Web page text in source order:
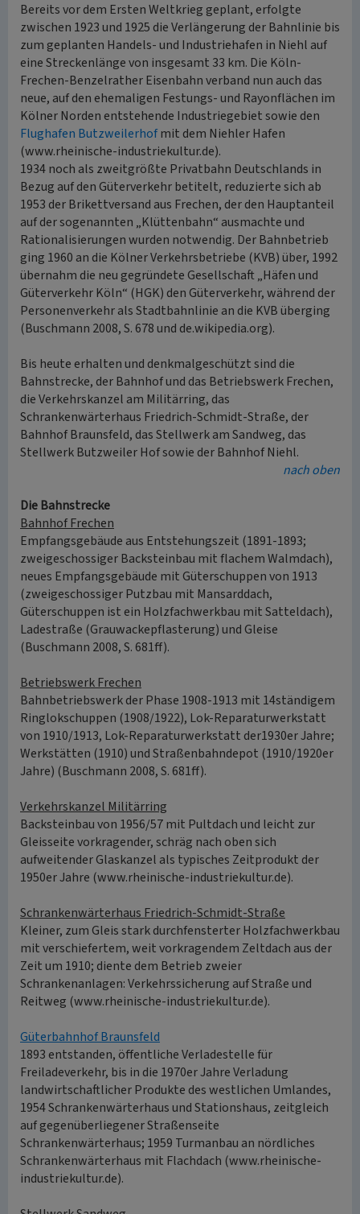
Bereits vor dem Ersten Weltkrieg geplant, erfolgte
zwischen 1923 und 1925 die Verlängerung der Bahnlinie bis
zum geplanten Handels- und Industriehafen in Niehl auf
eine Streckenlänge von insgesamt 33 km. Die Köln-
Frechen-Benzelrather Eisenbahn verband nun auch das
neue, auf den ehemaligen Festungs- und Rayonflächen im
Kölner Norden entstehende Industriegebiet sowie den
Flughafen Butzweilerhofmit dem Niehler Hafen
(www.rheinische-industriekultur.de).
1934 noch als zweitgrößte Privatbahn Deutschlands in
Bezug auf den Güterverkehr betitelt, reduzierte sich ab
1953 der Brikettversand aus Frechen, der den Hauptanteil
auf der sogenannten „Klüttenbahn“ ausmachte und
Rationalisierungen wurden notwendig. Der Bahnbetrieb
ging 1960 an die Kölner Verkehrsbetriebe (KVB) über, 1992
übernahm die neu gegründete Gesellschaft „Häfen und
Güterverkehr Köln“ (HGK) den Güterverkehr, während der
Personenverkehr als Stadtbahnlinie an die KVB überging
(Buschmann 2008, S. 678 und de.wikipedia.org).
Bis heute erhalten und denkmalgeschützt sind die
Bahnstrecke, der Bahnhof und das Betriebswerk Frechen,
die Verkehrskanzel am Militärring, das
Schrankenwärterhaus Friedrich-Schmidt-Straße, der
Bahnhof Braunsfeld, das Stellwerk am Sandweg, das
Stellwerk Butzweiler Hof sowie der Bahnhof Niehl.
nach oben
Die Bahnstrecke
Bahnhof Frechen
Empfangsgebäude aus Entstehungszeit (1891-1893;
zweigeschossiger Backsteinbau mit flachem Walmdach),
neues Empfangsgebäude mit Güterschuppen von 1913
(zweigeschossiger Putzbau mit Mansarddach,
Güterschuppen ist ein Holzfachwerkbau mit Satteldach),
Ladestraße (Grauwackepflasterung) und Gleise
(Buschmann 2008, S. 681ff).
Betriebswerk Frechen
Bahnbetriebswerk der Phase 1908-1913 mit 14ständigem
Ringlokschuppen (1908/1922), Lok-Reparaturwerkstatt
von 1910/1913, Lok-Reparaturwerkstatt der1930er Jahre;
Werkstätten (1910) und Straßenbahndepot (1910/1920er
Jahre) (Buschmann 2008, S. 681ff).
Verkehrskanzel Militärring
Backsteinbau von 1956/57 mit Pultdach und leicht zur
Gleisseite vorkragender, schräg nach oben sich
aufweitender Glaskanzel als typisches Zeitprodukt der
1950er Jahre (www.rheinische-industriekultur.de).
Schrankenwärterhaus Friedrich-Schmidt-Straße
Kleiner, zum Gleis stark durchfensterter Holzfachwerkbau
mit verschiefertem, weit vorkragendem Zeltdach aus der
Zeit um 1910; diente dem Betrieb zweier
Schrankenanlagen: Verkehrssicherung auf Straße und
Reitweg (www.rheinische-industriekultur.de).
Güterbahnhof Braunsfeld
1893 entstanden, öffentliche Verladestelle für
Freiladeverkehr, bis in die 1970er Jahre Verladung
landwirtschaftlicher Produkte des westlichen Umlandes,
1954 Schrankenwärterhaus und Stationshaus, zeitgleich
auf gegenüberliegener Straßenseite
Schrankenwärterhaus; 1959 Turmanbau an nördliches
Schrankenwärterhaus mit Flachdach (www.rheinische-
industriekultur.de).